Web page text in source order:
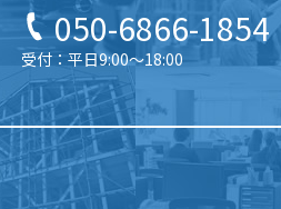
050-6866-1854
受付：平日9:00〜18:00